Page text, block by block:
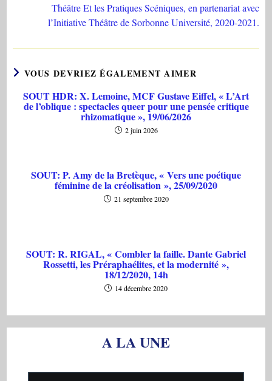
Théâtre Et les Pratiques Scéniques, en partenariat avec
l’Initiative Théâtre de Sorbonne Université, 2020-2021.
VOUS DEVRIEZ ÉGALEMENT AIMER
SOUT HDR: X. Lemoine, MCF Gustave Eiffel, « L’Art
de l’oblique : spectacles queer pour une pensée critique
rhizomatique », 19/06/2026
2 juin 2026
SOUT: P. Amy de la Bretèque, « Vers une poétique
féminine de la créolisation », 25/09/2020
21 septembre 2020
SOUT: R. RIGAL, « Combler la faille. Dante Gabriel
Rossetti, les Préraphaélites, et la modernité »,
18/12/2020, 14h
14 décembre 2020
A LA UNE